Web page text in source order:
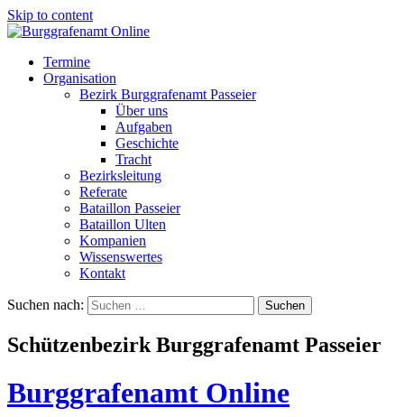
Skip to content
Termine
Organisation
Bezirk Burggrafenamt Passeier
Über uns
Aufgaben
Geschichte
Tracht
Bezirksleitung
Referate
Bataillon Passeier
Bataillon Ulten
Kompanien
Wissenswertes
Kontakt
Suchen nach:
Schützenbezirk Burggrafenamt Passeier
Burggrafenamt Online